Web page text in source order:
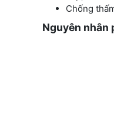
Chống
Nguyên nhân